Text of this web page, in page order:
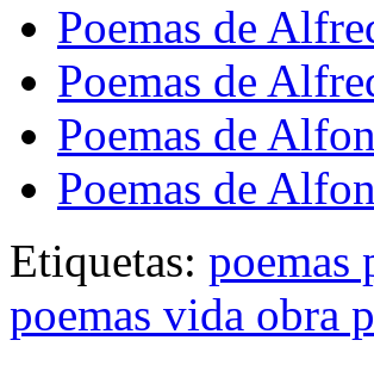
Poemas de
Poemas de
Poemas de
Poemas de
Etiquetas: poemas
poemas vida obra